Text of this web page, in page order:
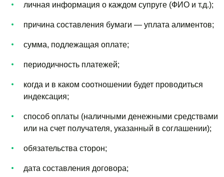
личная информация о каждом супруге (ФИО и т.д.);
причина составления бумаги — уплата алиментов;
сумма, подлежащая оплате;
периодичность платежей;
когда и в каком соотношении будет проводиться
индексация;
способ оплаты (наличными денежными средствами
или на счет получателя, указанный в соглашении);
обязательства сторон;
дата составления договора;